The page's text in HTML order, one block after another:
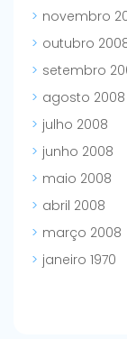
novembro
outubro
setembro
agosto 2008
julho 2008
junho 2008
maio 2008
abril 2008
março 2008
janeiro 1970